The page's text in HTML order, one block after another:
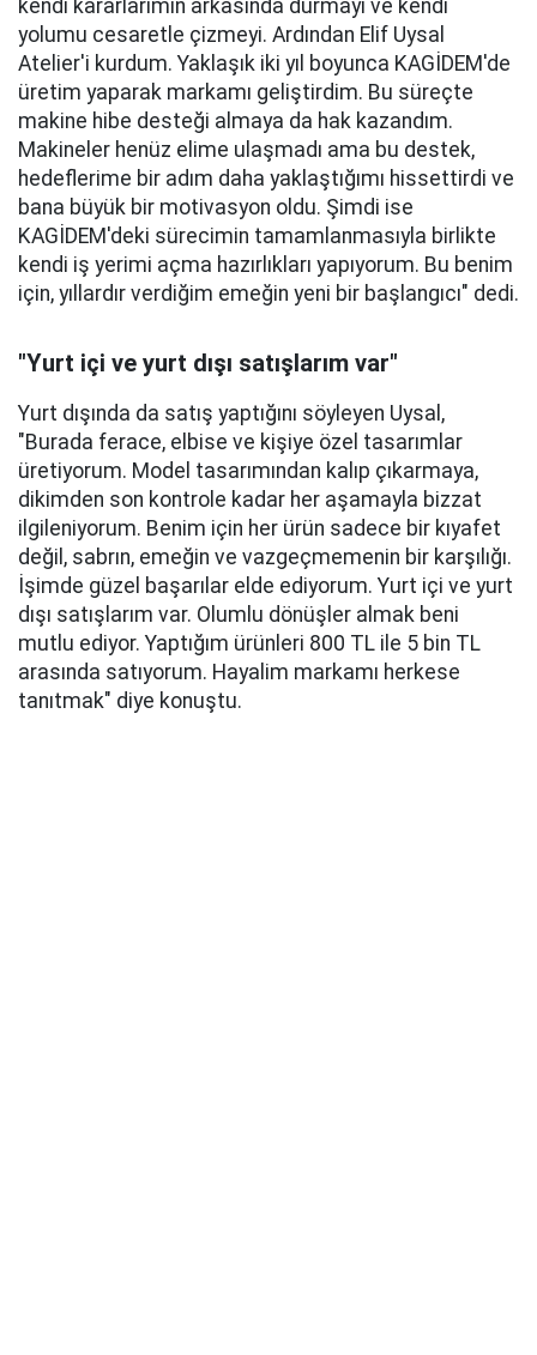
kendi kararlarımın arkasında durmayı ve kendi
yolumu cesaretle çizmeyi. Ardından Elif Uysal
Atelier'i kurdum. Yaklaşık iki yıl boyunca KAGİDEM'de
üretim yaparak markamı geliştirdim. Bu süreçte
makine hibe desteği almaya da hak kazandım.
Makineler henüz elime ulaşmadı ama bu destek,
hedeflerime bir adım daha yaklaştığımı hissettirdi ve
bana büyük bir motivasyon oldu. Şimdi ise
KAGİDEM'deki sürecimin tamamlanmasıyla birlikte
kendi iş yerimi açma hazırlıkları yapıyorum. Bu benim
için, yıllardır verdiğim emeğin yeni bir başlangıcı" dedi.
"Yurt içi ve yurt dışı satışlarım var"
Yurt dışında da satış yaptığını söyleyen Uysal,
"Burada ferace, elbise ve kişiye özel tasarımlar
üretiyorum. Model tasarımından kalıp çıkarmaya,
dikimden son kontrole kadar her aşamayla bizzat
ilgileniyorum. Benim için her ürün sadece bir kıyafet
değil, sabrın, emeğin ve vazgeçmemenin bir karşılığı.
İşimde güzel başarılar elde ediyorum. Yurt içi ve yurt
dışı satışlarım var. Olumlu dönüşler almak beni
mutlu ediyor. Yaptığım ürünleri 800 TL ile 5 bin TL
arasında satıyorum. Hayalim markamı herkese
tanıtmak" diye konuştu.